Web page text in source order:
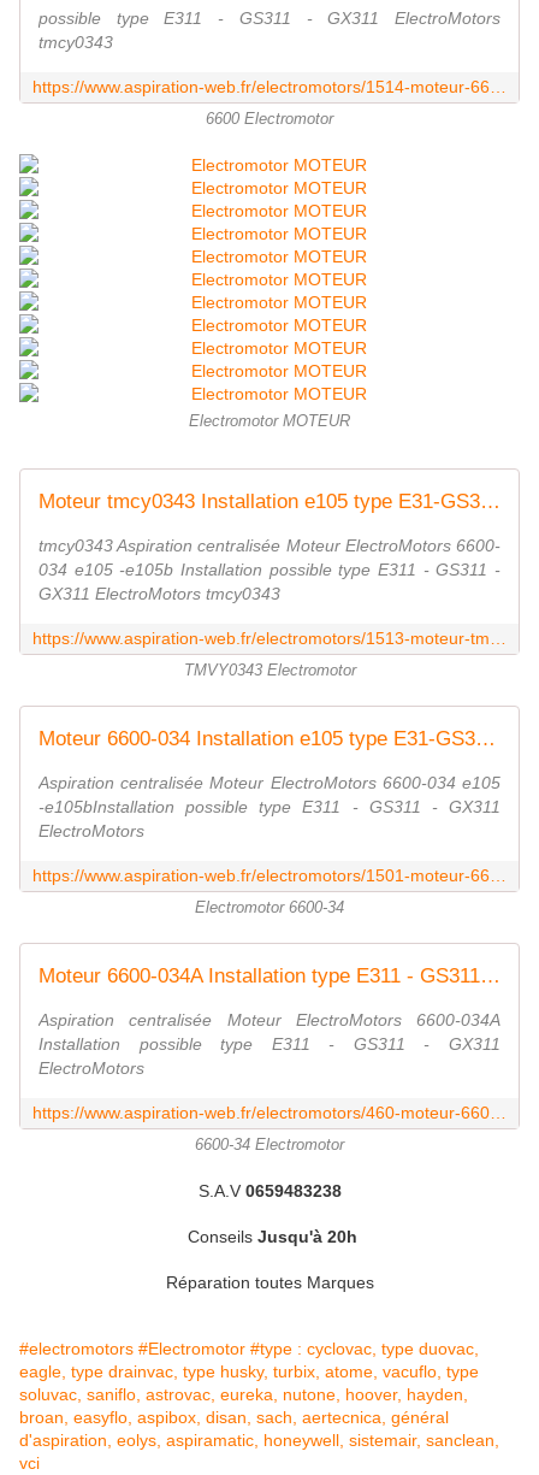
possible type E311 - GS311 - GX311 ElectroMotors
tmcy0343
6600 Electromotor
Electromotor MOTEUR
Moteur tmcy0343 Installation e105 type E31-GS311- GX311 ElectroMotors
tmcy0343 Aspiration centralisée Moteur ElectroMotors 6600-
034 e105 -e105b Installation possible type E311 - GS311 -
GX311 ElectroMotors tmcy0343
TMVY0343 Electromotor
Moteur 6600-034 Installation e105 type E31-GS311- GX311 ElectroMotors
Aspiration centralisée Moteur ElectroMotors 6600-034 e105
-e105bInstallation possible type E311 - GS311 - GX311
ElectroMotors
Electromotor 6600-34
Moteur 6600-034A Installation type E311 - GS311- GX311 ElectroMotors
Aspiration centralisée Moteur ElectroMotors 6600-034A
Installation possible type E311 - GS311 - GX311
ElectroMotors
6600-34 Electromotor
S.A.V 0659483238
Conseils Jusqu'à 20h
Réparation toutes Marques
#electromotors #Electromotor #type : cyclovac, type duovac,
eagle, type drainvac, type husky, turbix, atome, vacuflo, type
soluvac, saniflo, astrovac, eureka, nutone, hoover, hayden,
broan, easyflo, aspibox, disan, sach, aertecnica, général
d'aspiration, eolys, aspiramatic, honeywell, sistemair, sanclean,
vci